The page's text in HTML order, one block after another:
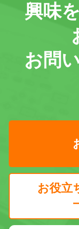
興味
お問
お役立